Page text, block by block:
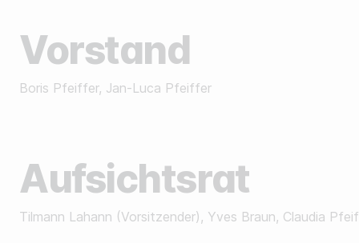
Verstehe dein Publikum besser
Generiere hochwertige Leads
Vorstand
Boris Pfeiffer, Jan-Luca Pfeiffer
Aufsichtsrat
Tilmann Lahann (Vorsitzender), Yves Braun, Claudia